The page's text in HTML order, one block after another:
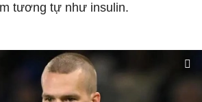
tương tự như insulin.